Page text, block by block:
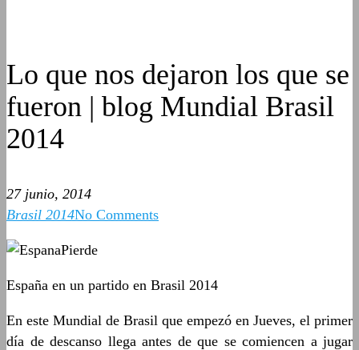
Lo que nos dejaron los que se
fueron | blog Mundial Brasil
2014
27 junio, 2014
Brasil 2014No Comments
España en un partido en Brasil 2014
En este Mundial de Brasil que empezó en Jueves, el primer
día de descanso llega antes de que se comiencen a jugar